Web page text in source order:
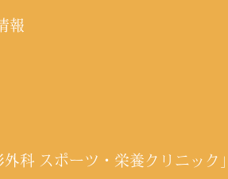
報
外科 スポーツ・栄養クリニック」